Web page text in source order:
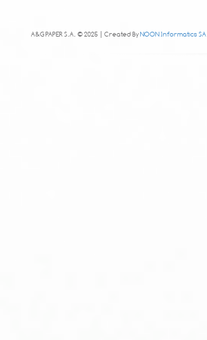
A&G PAPER S.A. © 2025 | Created ByNOON Informatics SA